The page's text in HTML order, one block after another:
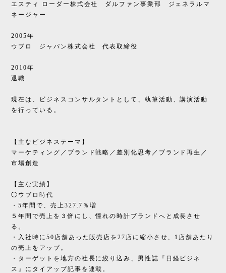
エスティ ローダー株式会社 ダルファン事業部 ジェネラルマ
ネージャー
2005年
ウブロ ジャパン株式会社 代表取締役
2010年
退職
現在は、ビジネスコンサルタントとして、執筆活動、講演活動
を行っている。
【主なビジネステーマ】
マーケティング／ブランド戦略／差別化思考／ブランド再生／
市場創造
【主な実績】
◯ウブロ時代
・5年間で、売上327.7％増
５年間で売上を３倍にし、憧れの時計ブランドへと成長させ
る。
・入社時に50店舗あった販売店を27店に縮小させ、1店舗あたり
の売上をアップ。
・ターゲットを地方の社長に絞り込み、男性誌『日経ビジネ
ス』にタイアップ記事を連載。